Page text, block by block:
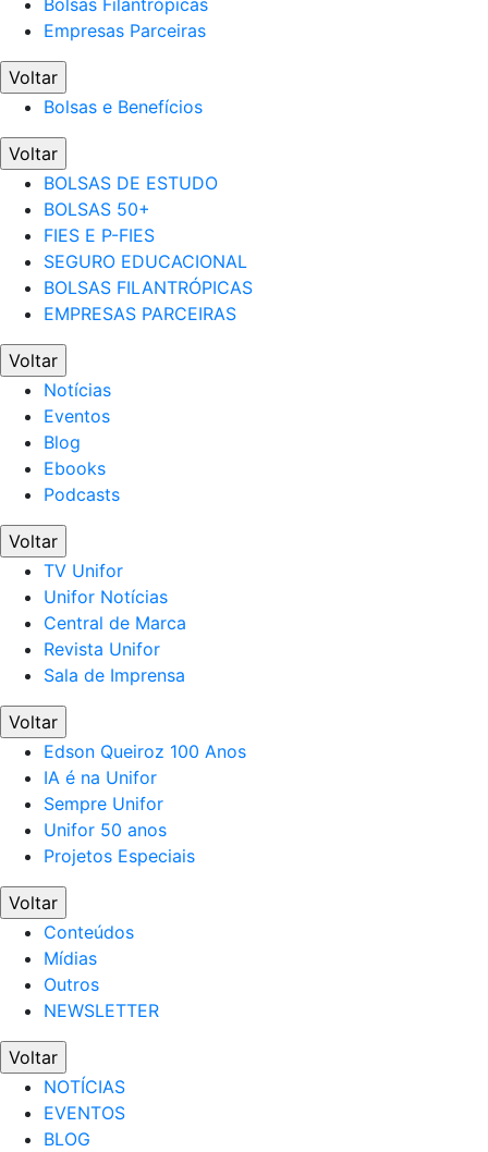
Empresas Parceiras
Voltar
Bolsas e Benefícios
Voltar
BOLSAS DE ESTUDO
BOLSAS 50+
FIES E P-FIES
SEGURO EDUCACIONAL
BOLSAS FILANTRÓPICAS
EMPRESAS PARCEIRAS
Voltar
Notícias
Eventos
Blog
Ebooks
Podcasts
Voltar
TV Unifor
Unifor Notícias
Central de Marca
Revista Unifor
Sala de Imprensa
Voltar
Edson Queiroz 100 Anos
IA é na Unifor
Sempre Unifor
Unifor 50 anos
Projetos Especiais
Voltar
Conteúdos
Mídias
Outros
NEWSLETTER
Voltar
NOTÍCIAS
EVENTOS
BLOG